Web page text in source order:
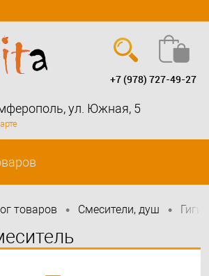
+7 (978) 727-49-27
ул. Южная, 5
товаров • Смесители, душ •